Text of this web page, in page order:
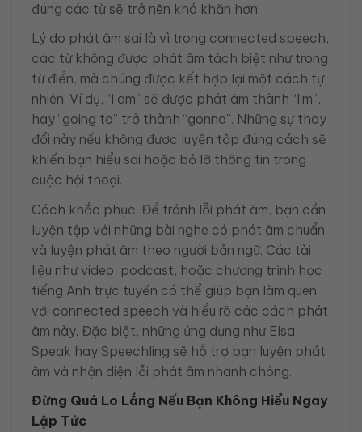
đúng các từ sẽ trở nên khó khăn hơn.
Lý do phát âm sai là vì trong connected speech,
các từ không được phát âm tách biệt như trong
từ điển, mà chúng được kết hợp lại một cách tự
nhiên. Ví dụ, “I am” sẽ được phát âm thành “I’m”,
hay “going to” trở thành “gonna”. Những sự thay
đổi này nếu không được luyện tập đúng cách sẽ
khiến bạn hiểu sai hoặc bỏ lỡ thông tin trong
cuộc hội thoại.
Cách khắc phục: Để tránh lỗi phát âm, bạn cần
luyện tập với những bài nghe có phát âm chuẩn
và luyện phát âm theo người bản ngữ. Các tài
liệu như video, podcast, hoặc chương trình học
tiếng Anh trực tuyến có thể giúp bạn làm quen
với connected speech và hiểu rõ các cách phát
âm này. Đặc biệt, những ứng dụng như Elsa
Speak hay Speechling sẽ hỗ trợ bạn luyện phát
âm và nhận diện lỗi phát âm nhanh chóng.
Đừng Quá Lo Lắng Nếu Bạn Không Hiểu Ngay
Lập Tức